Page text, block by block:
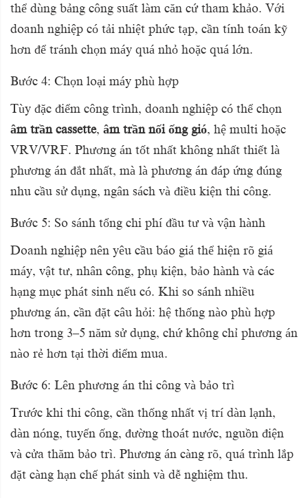
thể dùng bảng công suất làm căn cứ tham khảo. Với
doanh nghiệp có tải nhiệt phức tạp, cần tính toán kỹ
hơn để tránh chọn máy quá nhỏ hoặc quá lớn.
Bước 4: Chọn loại máy phù hợp
Tùy đặc điểm công trình, doanh nghiệp có thể chọn
âm trần cassette, âm trần nối ống gió, hệ multi hoặc
VRV/VRF. Phương án tốt nhất không nhất thiết là
phương án đắt nhất, mà là phương án đáp ứng đúng
nhu cầu sử dụng, ngân sách và điều kiện thi công.
Bước 5: So sánh tổng chi phí đầu tư và vận hành
Doanh nghiệp nên yêu cầu báo giá thể hiện rõ giá
máy, vật tư, nhân công, phụ kiện, bảo hành và các
hạng mục phát sinh nếu có. Khi so sánh nhiều
phương án, cần đặt câu hỏi: hệ thống nào phù hợp
hơn trong 3–5 năm sử dụng, chứ không chỉ phương án
nào rẻ hơn tại thời điểm mua.
Bước 6: Lên phương án thi công và bảo trì
Trước khi thi công, cần thống nhất vị trí dàn lạnh,
dàn nóng, tuyến ống, đường thoát nước, nguồn điện
và cửa thăm bảo trì. Phương án càng rõ, quá trình lắp
đặt càng hạn chế phát sinh và dễ nghiệm thu.